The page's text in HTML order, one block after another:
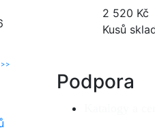
2 520 Kč
Kusů
>>
Podpora